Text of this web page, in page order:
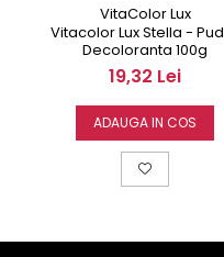
VitaColor Lux
Vitacolor Lux Stella -
Decoloranta 100g
19,32 Lei
ADAUGA IN COS